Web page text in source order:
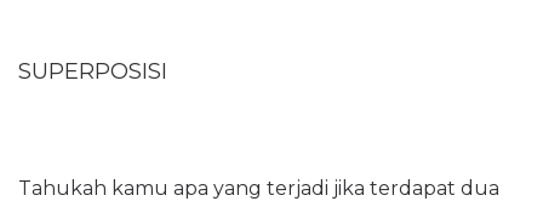
SUPERPOSISI
Tahukah kamu apa yang terjadi jika terdapat dua